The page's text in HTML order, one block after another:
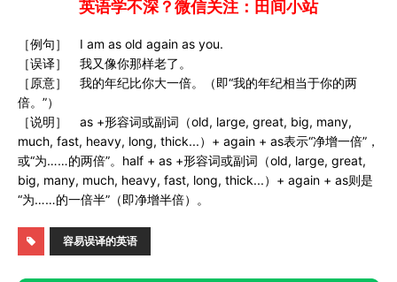
英语学不深？微信关注：田间小站
［例句］ I am as old again as you.
［误译］ 我又像你那样老了。
［原意］ 我的年纪比你大一倍。（即“我的年纪相当于你的两
倍。”）
［说明］ as +形容词或副词（old, large, great, big, many,
much, fast, heavy, long, thick...）+ again + as表示“净增一倍”，
或“为……的两倍”。half + as +形容词或副词（old, large, great,
big, many, much, heavy, fast, long, thick...）+ again + as则是
“为……的一倍半”（即净增半倍）。
容易误译的英语